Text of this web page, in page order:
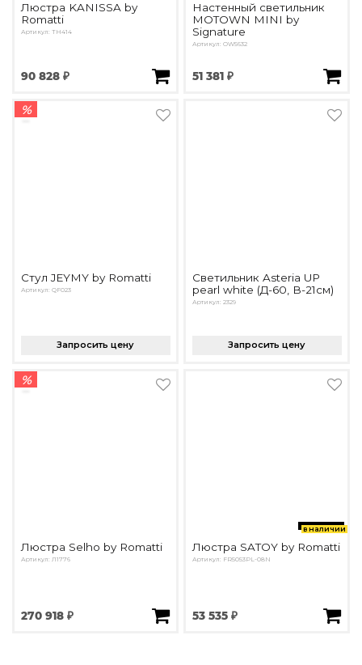
Люстра KANISSA by
Romatti
Артикул: TH414
90 828 ₽
Настенный светильник
MOTOWN MINI by
Signature
Артикул: OW5632
51 381 ₽
%
Стул JEYMY by Romatti
Артикул: QF023
Запросить цену
Светильник Asteria UP
pearl white (Д-60, В-21см)
Артикул: 2329
Запросить цену
%
Люстра Selho by Romatti
Артикул: Л1776
270 918 ₽
в наличии
Люстра SATOY by Romatti
Артикул: FR5053PL-08N
53 535 ₽